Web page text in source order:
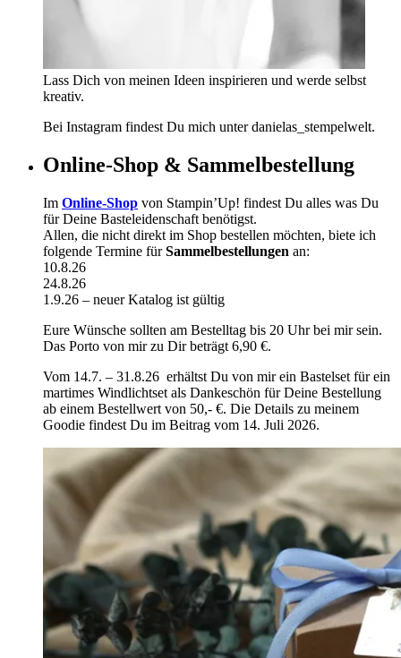
Lass Dich von meinen Ideen inspirieren und werde selbst
kreativ.
Bei Instagram findest Du mich unter danielas_stempelwelt.
Online-Shop & Sammelbestellung
Im Online-Shop von Stampin’Up! findest Du alles was Du
für Deine Basteleidenschaft benötigst.
Allen, die nicht direkt im Shop bestellen möchten, biete ich
folgende Termine fürSammelbestellungen an:
10.8.26
24.8.26
1.9.26 – neuer Katalog ist gültig
Eure Wünsche sollten am Bestelltag bis 20 Uhr bei mir sein.
Das Porto von mir zu Dir beträgt 6,90 €.
Vom 14.7. – 31.8.26 erhältst Du von mir ein Bastelset für ein
martimes Windlichtset als Dankeschön für Deine Bestellung
ab einem Bestellwert von 50,- €. Die Details zu meinem
Goodie findest Du im Beitrag vom 14. Juli 2026.